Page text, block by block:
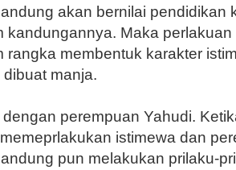
akan bernilai pendidikan
kandungannya. Maka
rangka membentuk karakter
dibuat manja.
dengan perempuan Yahudi.
istimewa dan
pun melakukan prilaku-